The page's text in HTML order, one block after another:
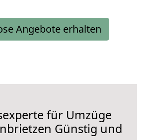
Angebote erhalten
für Umzüge
Günstig und